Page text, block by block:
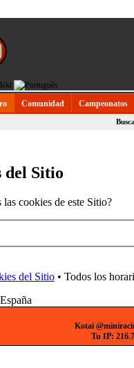
Comunidad Campeonatos
del Sitio
las cookies de este Sitio?
del Sitio • Todos los
Kotai
Tu IP: